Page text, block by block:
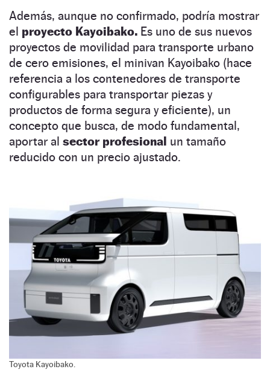
Además, aunque no confirmado, podría mostrar
el proyecto Kayoibako. Es uno de sus nuevos
proyectos de movilidad para transporte urbano
de cero emisiones, el minivan Kayoibako (hace
referencia a los contenedores de transporte
configurables para transportar piezas y
productos de forma segura y eficiente), un
concepto que busca, de modo fundamental,
aportar al sector profesional un tamaño
reducido con un precio ajustado.
Toyota Kayoibako.